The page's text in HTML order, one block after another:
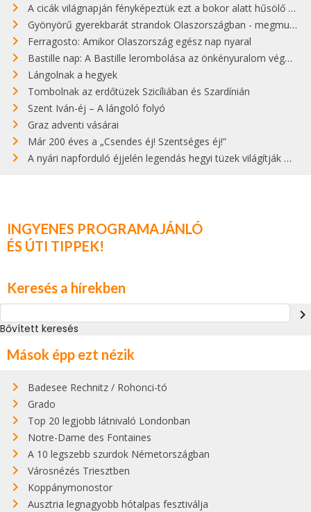
A cicák világnapján fényképeztük ezt a bokor alatt hűsölő cicát Kisorosziban
Gyönyörű gyerekbarát strandok Olaszországban - megmutatjuk a 15 legjobbat
Ferragosto: Amikor Olaszország egész nap nyaral
Bastille nap: A Bastille lerombolása az önkényuralom végét jelentette
Lángolnak a hegyek
Tombolnak az erdőtüzek Szicíliában és Szardínián
Szent Iván-éj – A lángoló folyó
Graz adventi vásárai
Már 200 éves a „Csendes éj! Szentséges éj!”
A nyári napforduló éjjelén legendás hegyi tüzek világítják meg Zugspitzét
INGYENES PROGRAMAJÁNLÓ
ÉS ÚTI TIPPEK!
Keresés a hírekben
navigate_next
Bővített keresés
Mások épp ezt nézik
Badesee Rechnitz / Rohonci-tó
Grado
Top 20 legjobb látnivaló Londonban
Notre-Dame des Fontaines
A 10 legszebb szurdok Németországban
Városnézés Triesztben
Koppánymonostor
Ausztria legnagyobb hótalpas fesztiválja